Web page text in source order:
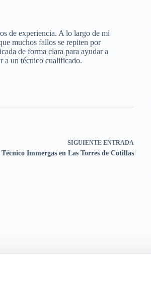
de experiencia. A lo largo de mi
muchos fallos se repiten por
de forma clara para ayudar a
a un técnico cualificado.
SIGUIENTE ENTRADA
Immergas en Las Torres de Cotillas